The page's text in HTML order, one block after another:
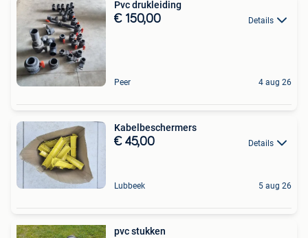
Pvc drukleiding
€ 150,00 Details
Peer 4 aug 26
Kabelbeschermers
€ 45,00 Details
Lubbeek 5 aug 26
pvc stukken